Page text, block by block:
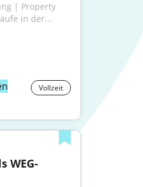
| Property
in der...
Vollzeit
WEG-